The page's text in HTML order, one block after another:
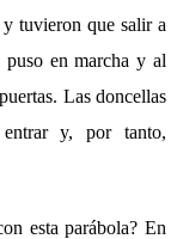
y tuvieron que salir a
en marcha y al
Las doncellas
y, por tanto,
esta parábola? En